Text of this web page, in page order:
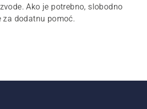
Ako je potrebno, slobodno
za dodatnu pomoć.